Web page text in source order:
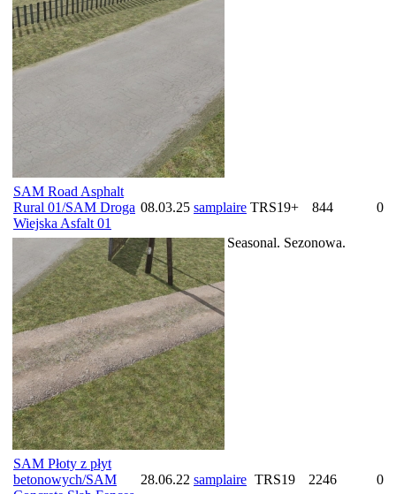
SAM Road Asphalt
Rural 01/SAM Droga
Wiejska Asfalt 01
08.03.25 samplaire TRS19+ 844 0
Seasonal. Sezonowa.
SAM Płoty z płyt
betonowych/SAM
28.06.22 samplaire TRS19 2246 0